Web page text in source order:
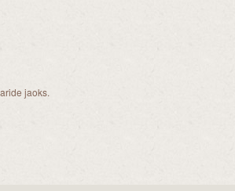
jaoks.